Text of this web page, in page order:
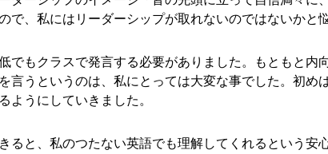
で、私にはリーダーシップが取れないのではないかと
でもクラスで発言する必要がありました。もともと
言うというのは、私にとっては大変な事でした。初
ようにしていきました。
ると、私のつたない英語でも理解してくれるという安